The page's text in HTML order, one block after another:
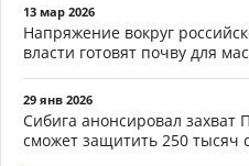
13 мар 2026
Напряжение вокруг
власти готовят почву для
29 янв 2026
Сибига анонсировал захват
сможет защитить 250 тысяч